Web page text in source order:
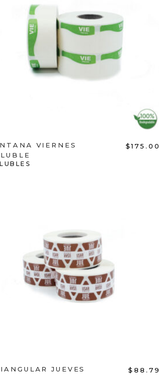
ADD TO CART
VIERNES
$175.00
ADD TO CART
JUEVES $88.79